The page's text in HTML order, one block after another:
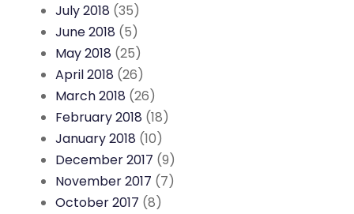
July 2018 (35)
June 2018 (5)
May 2018 (25)
April 2018 (26)
March 2018 (26)
February 2018 (18)
January 2018 (10)
December 2017 (9)
November 2017 (7)
October 2017 (8)